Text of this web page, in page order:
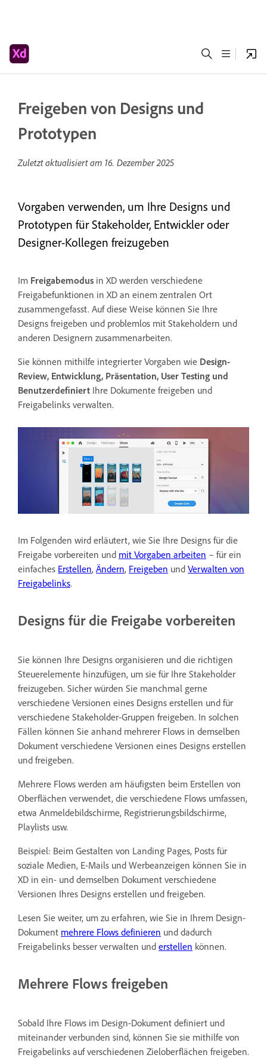
Freigeben von Designs und
Prototypen
Zuletzt aktualisiert am 16. Dezember 2025
Vorgaben verwenden, um Ihre Designs und
Prototypen für Stakeholder, Entwickler oder
Designer-Kollegen freizugeben
Im Freigabemodus in XD werden verschiedene
Freigabefunktionen in XD an einem zentralen Ort
zusammengefasst. Auf diese Weise können Sie Ihre
Designs freigeben und problemlos mit Stakeholdern und
anderen Designern zusammenarbeiten.
Sie können mithilfe integrierter Vorgaben wie Design-
Review, Entwicklung, Präsentation, User Testing und
Benutzerdefiniert Ihre Dokumente freigeben und
Freigabelinks verwalten.
Im Folgenden wird erläutert, wie Sie Ihre Designs für die
Freigabe vorbereiten und mit Vorgaben arbeiten – für ein
einfaches Erstellen, Ändern, Freigeben und Verwalten von
Freigabelinks.
Designs für die Freigabe vorbereiten
Sie können Ihre Designs organisieren und die richtigen
Steuerelemente hinzufügen, um sie für Ihre Stakeholder
freizugeben. Sicher würden Sie manchmal gerne
verschiedene Versionen eines Designs erstellen und für
verschiedene Stakeholder-Gruppen freigeben. In solchen
Fällen können Sie anhand mehrerer Flows in demselben
Dokument verschiedene Versionen eines Designs erstellen
und freigeben.
Mehrere Flows werden am häufigsten beim Erstellen von
Oberflächen verwendet, die verschiedene Flows umfassen,
etwa Anmeldebildschirme, Registrierungsbildschirme,
Playlists usw.
Beispiel: Beim Gestalten von Landing Pages, Posts für
soziale Medien, E-Mails und Werbeanzeigen können Sie in
XD in ein- und demselben Dokument verschiedene
Versionen Ihres Designs erstellen und freigeben.
Lesen Sie weiter, um zu erfahren, wie Sie in Ihrem Design-
Dokument mehrere Flows definieren und dadurch
Freigabelinks besser verwalten und erstellen können.
Mehrere Flows freigeben
Sobald Ihre Flows im Design-Dokument definiert und
miteinander verbunden sind, können Sie sie mithilfe von
Freigabelinks auf verschiedenen Zieloberflächen freigeben.